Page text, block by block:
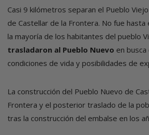
Casi 9 kilómetros separan el Pueblo
de Castellar de la Frontera. No fue hasta
la mayoría de los habitantes del pueblo
trasladaron al Pueblo Nuevo en
condiciones de vida y posibilidades de
La construcción del Pueblo Nuevo de
Frontera y el posterior traslado de la
tras la construcción del embalse en los